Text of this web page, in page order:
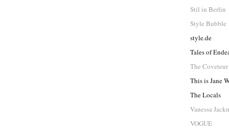
Stil in Berlin
Style Bubble
style.de
Tales of
The Coveteur
This is Jane
The Locals
Vanessa
VOGUE